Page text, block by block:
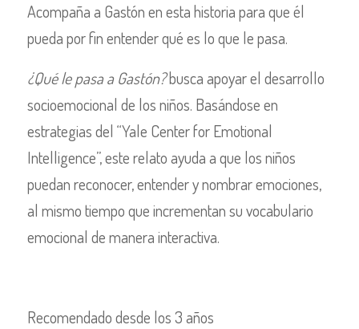
Acompaña a Gastón en esta historia para que él
pueda por fin entender qué es lo que le pasa.
¿Qué le pasa a Gastón?busca apoyar el desarrollo
socioemocional de los niños. Basándose en
estrategias del “Yale Center for Emotional
Intelligence”, este relato ayuda a que los niños
puedan reconocer, entender y nombrar emociones,
al mismo tiempo que incrementan su vocabulario
emocional de manera interactiva.
Recomendado desde los 3 años